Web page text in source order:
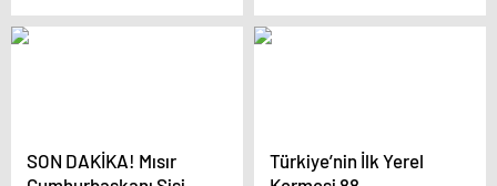
konuk edecek
kapılarında rekor kırıldı
SON DAKİKA! Mısır
Türkiye’nin İlk Yerel